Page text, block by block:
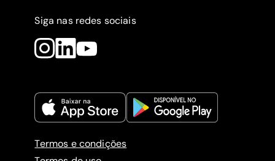
Siga nas redes sociais
Termos e condições